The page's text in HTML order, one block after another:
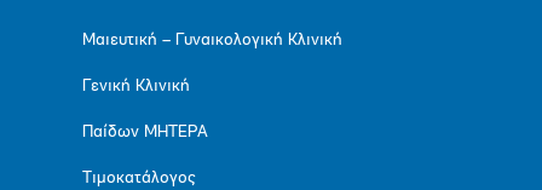
Μαιευτική – Γυναικολογική Κλινική
Γενική Κλινική
Παίδων ΜΗΤΕΡΑ
Τιμοκατάλογος